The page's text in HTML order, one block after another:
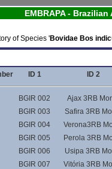
EMBRAPA -
of Species 'Bovidae Bos
ID 1 ID 2
BGIR 002
Ajax 3RB
BGIR 003
Safira 3RB
BGIR 004
Verona3RB
BGIR 005
Perola 3RB
BGIR 006
Usipa 3RB
BGIR 007
Vitória 3RB